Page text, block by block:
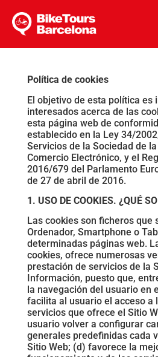
Cookies
Política de cookies
El objetivo de esta política es
interesados acerca de las
esta página web de
establecido en la Ley 34/
Servicios de la Sociedad de
Comercio Electrónico, y el
2016/679 del Parlamento
de 27 de abril de 2016.
1. USO DE COOKIES. ¿QUÉ
Las cookies son ficheros que
Ordenador, Smartphone o
determinadas páginas web.
cookies, ofrece numerosas
prestación de servicios de la
Información, puesto que,
la navegación del usuario en
facilita al usuario el acceso a
servicios que ofrece el Sitio
usuario volver a configurar
generales predefinidas cada
Sitio Web; (d) favorece la